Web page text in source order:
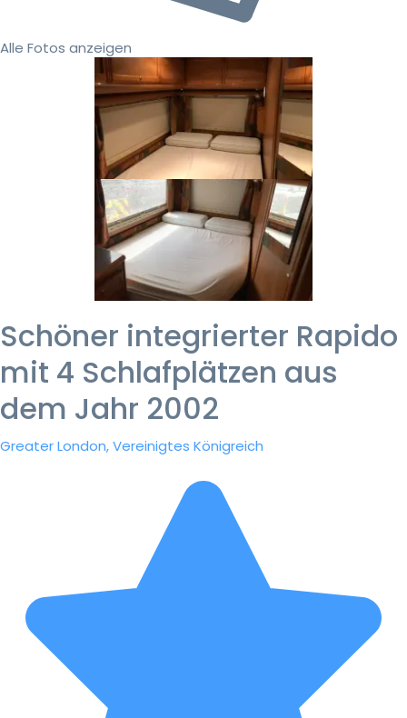
Alle Fotos anzeigen
Schöner integrierter Rapido
mit 4 Schlafplätzen aus
dem Jahr 2002
Greater London, Vereinigtes Königreich